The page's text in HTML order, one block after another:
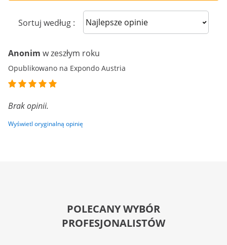
Sortuj według : Sort reviews
Anonim w zeszłym roku
Opublikowano na Expondo Austria
Brak opinii.
Wyświetl oryginalną opinię
POLECANY WYBÓR
PROFESJONALISTÓW